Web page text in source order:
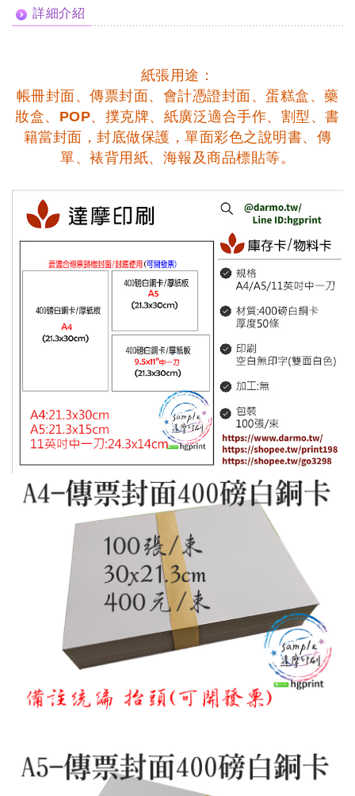
詳細介紹
紙張用途：
帳冊封面、傳票封面、會計憑證封面、蛋糕盒、藥
妝盒、POP、撲克牌、紙廣泛適合手作、割型、書
籍當封面，封底做保護，單面彩色之說明書、傳
單、裱背用紙、海報及商品標貼等。